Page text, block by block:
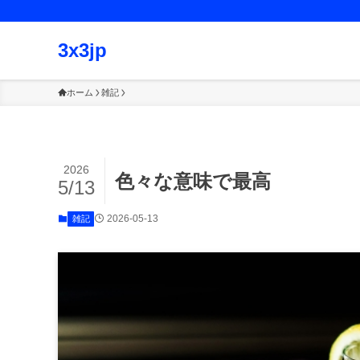
3x3jp
ホーム 雑記
色々な意味で最高
2026
5/13
雑記 2026-05-13